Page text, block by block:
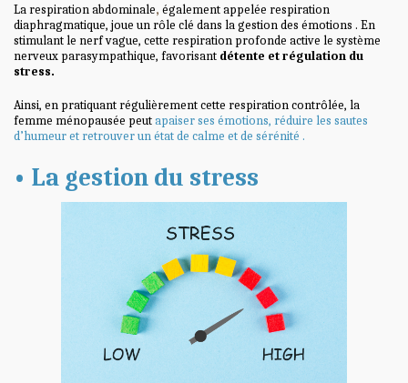
La respiration abdominale, également appelée respiration
diaphragmatique, joue un rôle clé dans la gestion des émotions . En
stimulant le nerf vague, cette respiration profonde active le système
nerveux parasympathique, favorisant détente etrégulation du
stress.
Ainsi, en pratiquant régulièrement cette respiration contrôlée, la
femme ménopausée peutapaiser ses émotions, réduire les sautes
d’humeur et retrouver un état de calme et de sérénité .
• La gestion du stress